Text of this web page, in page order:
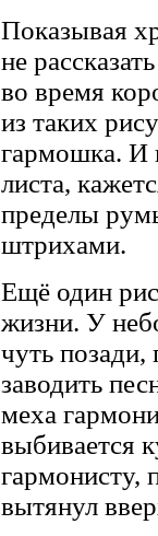
Показывая
не
во время
из таких
гармошка. И
листа,
пределы
штрихами.
Ещё один
жизни. У
чуть позади,
заводить
меха
выбивается
гармонисту,
вытянул